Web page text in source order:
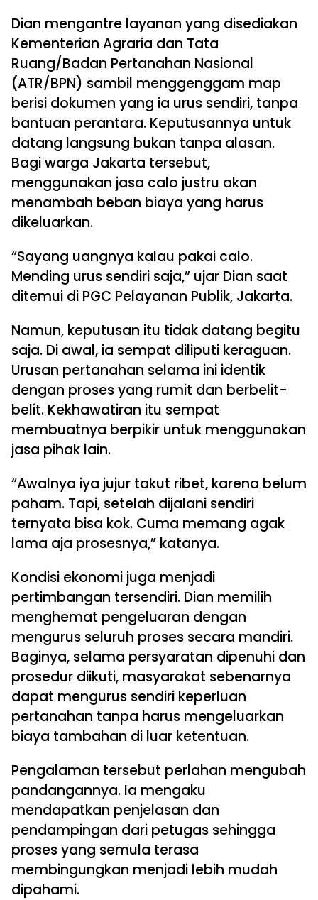
Dian mengantre layanan yang disediakan
Kementerian Agraria dan Tata
Ruang/Badan Pertanahan Nasional
(ATR/BPN) sambil menggenggam map
berisi dokumen yang ia urus sendiri, tanpa
bantuan perantara. Keputusannya untuk
datang langsung bukan tanpa alasan.
Bagi warga Jakarta tersebut,
menggunakan jasa calo justru akan
menambah beban biaya yang harus
dikeluarkan.
“Sayang uangnya kalau pakai calo.
Mending urus sendiri saja,” ujar Dian saat
ditemui di PGC Pelayanan Publik, Jakarta.
Namun, keputusan itu tidak datang begitu
saja. Di awal, ia sempat diliputi keraguan.
Urusan pertanahan selama ini identik
dengan proses yang rumit dan berbelit-
belit. Kekhawatiran itu sempat
membuatnya berpikir untuk menggunakan
jasa pihak lain.
“Awalnya iya jujur takut ribet, karena belum
paham. Tapi, setelah dijalani sendiri
ternyata bisa kok. Cuma memang agak
lama aja prosesnya,” katanya.
Kondisi ekonomi juga menjadi
pertimbangan tersendiri. Dian memilih
menghemat pengeluaran dengan
mengurus seluruh proses secara mandiri.
Baginya, selama persyaratan dipenuhi dan
prosedur diikuti, masyarakat sebenarnya
dapat mengurus sendiri keperluan
pertanahan tanpa harus mengeluarkan
biaya tambahan di luar ketentuan.
Pengalaman tersebut perlahan mengubah
pandangannya. Ia mengaku
mendapatkan penjelasan dan
pendampingan dari petugas sehingga
proses yang semula terasa
membingungkan menjadi lebih mudah
dipahami.